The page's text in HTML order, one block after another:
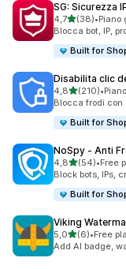
SG: Sicurezza
4,7stelle su 5
(38)
38 recensioni
•Piano
Blocca bot, IP,
Built for
Disabilita clic
4,8stelle su 5
(210)
210 recensioni
•
Blocca frodi con
Built for
NoSpy ‑ Anti
4,8stelle su 5
(54)
54 recensioni
•Free
Block bots, IPs,
Built for
Viking
5,0stelle su 5
(6)
6 recensioni
•Free
Add AI badge,